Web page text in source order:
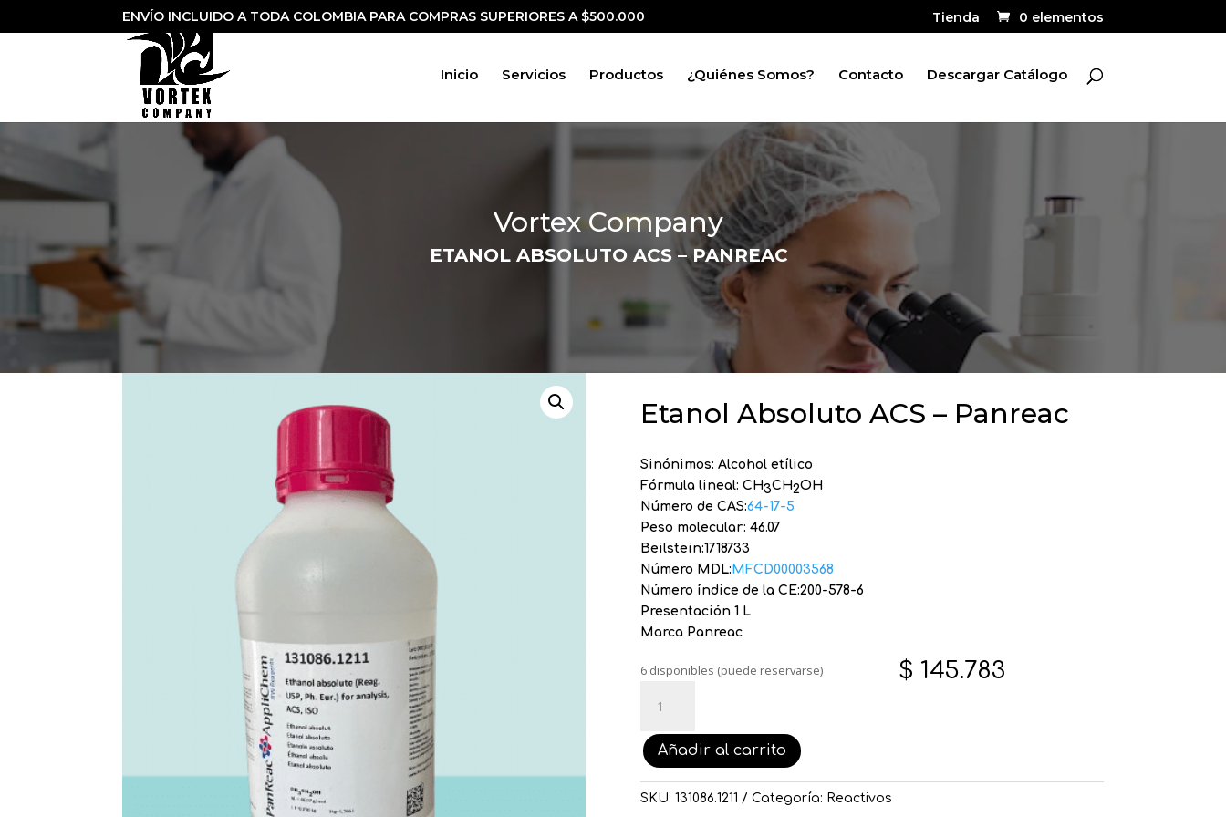
ENVÍO INCLUIDO A TODA COLOMBIA PARA COMPRAS SUPERIORES A $500.000 Tienda 0 elementos
Inicio Servicios Productos ¿Quiénes Somos? Contacto Descargar Catálogo
Vortex Company
ETANOL ABSOLUTO ACS – PANREAC
Etanol Absoluto ACS – Panreac
Sinónimos: Alcohol etílico
Fórmula lineal: CH3CH2OH
Número de CAS:64-17-5
Peso molecular: 46.07
Beilstein:1718733
Número MDL: MFCD00003568
Número índice de la CE:200-578-6
Presentación 1 L
Marca Panreac
6 disponibles (puede reservarse)
Absoluto
ACS
-
cantidad
Añadir al carrito
$ 145.783
SKU: 131086.1211 Categoría: Reactivos